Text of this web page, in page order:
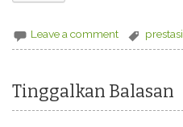
Leave a comment prestasi
Tinggalkan Balasan